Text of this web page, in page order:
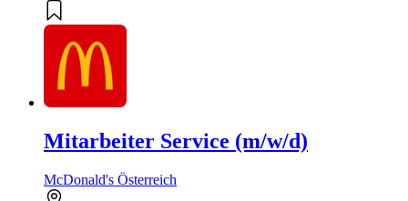
Mitarbeiter Service (m/w/d)
McDonald's Österreich